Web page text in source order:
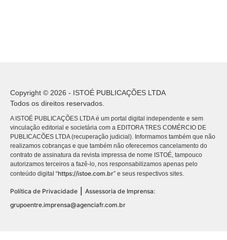
Copyright © 2026 - ISTOÉ PUBLICAÇÕES LTDA
Todos os direitos reservados.
A ISTOÉ PUBLICAÇÕES LTDA é um portal digital independente e sem
vinculação editorial e societária com a EDITORA TRES COMÉRCIO DE
PUBLICACÕES LTDA (recuperação judicial). Informamos também que não
realizamos cobranças e que também não oferecemos cancelamento do
contrato de assinatura da revista impressa de nome ISTOÉ, tampouco
autorizamos terceiros a fazê-lo, nos responsabilizamos apenas pelo
conteúdo digital “https://istoe.com.br” e seus respectivos sites.
Política de Privacidade
Assessoria de Imprensa:
grupoentre.imprensa@agenciafr.com.br